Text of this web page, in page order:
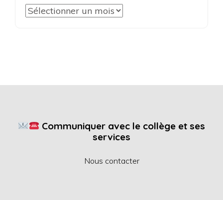
Archives
Communiquer avec le collège et ses
services
Nous contacter